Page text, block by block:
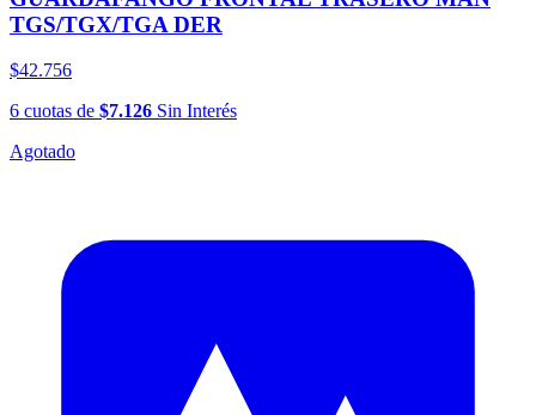
TGS/TGX/TGA DER
$42.756
6 cuotas de $7.126 Sin Interés
Agotado